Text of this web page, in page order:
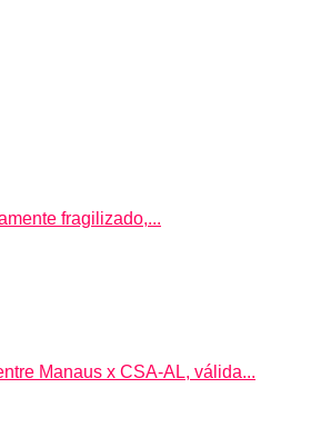
fragilizado,...
Manaus x CSA-AL, válida...